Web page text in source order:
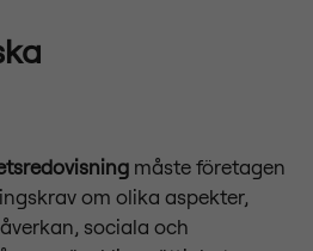
måste företagen
om olika aspekter,
sociala och